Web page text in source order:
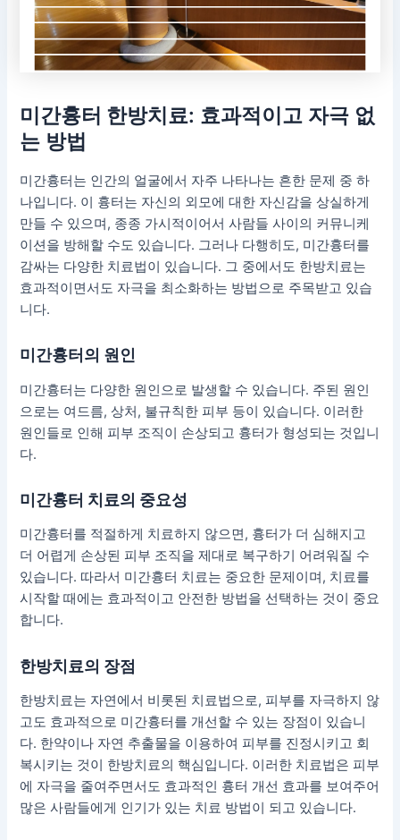
미간흉터 한방치료: 효과적이고 자극 없
는 방법
미간흉터는 인간의 얼굴에서 자주 나타나는 흔한 문제 중 하
나입니다. 이 흉터는 자신의 외모에 대한 자신감을 상실하게
만들 수 있으며, 종종 가시적이어서 사람들 사이의 커뮤니케
이션을 방해할 수도 있습니다. 그러나 다행히도, 미간흉터를
감싸는 다양한 치료법이 있습니다. 그 중에서도 한방치료는
효과적이면서도 자극을 최소화하는 방법으로 주목받고 있습
니다.
미간흉터의 원인
미간흉터는 다양한 원인으로 발생할 수 있습니다. 주된 원인
으로는 여드름, 상처, 불규칙한 피부 등이 있습니다. 이러한
원인들로 인해 피부 조직이 손상되고 흉터가 형성되는 것입니
다.
미간흉터 치료의 중요성
미간흉터를 적절하게 치료하지 않으면, 흉터가 더 심해지고
더 어렵게 손상된 피부 조직을 제대로 복구하기 어려워질 수
있습니다. 따라서 미간흉터 치료는 중요한 문제이며, 치료를
시작할 때에는 효과적이고 안전한 방법을 선택하는 것이 중요
합니다.
한방치료의 장점
한방치료는 자연에서 비롯된 치료법으로, 피부를 자극하지 않
고도 효과적으로 미간흉터를 개선할 수 있는 장점이 있습니
다. 한약이나 자연 추출물을 이용하여 피부를 진정시키고 회
복시키는 것이 한방치료의 핵심입니다. 이러한 치료법은 피부
에 자극을 줄여주면서도 효과적인 흉터 개선 효과를 보여주어
많은 사람들에게 인기가 있는 치료 방법이 되고 있습니다.